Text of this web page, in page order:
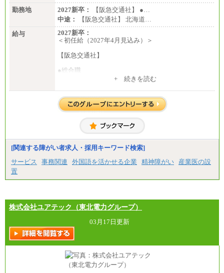
勤務地
2027新卒：
【阪急交通社】 ●…
中途：
【阪急交通社】 北海道…
給与
2027新卒：
＜初任給（2027年4月見込み）＞
【阪急交通社】
●総合職
(※3)、239,000円(※4)、237,000円（※5）
・専門・短大卒
(※3)、218,500円(※4)、216,500円（※5）
※1…東京都、埼玉県、千葉県、神奈川県
※2…大阪府、京都府、兵庫県、滋賀県
※3…愛知県、静岡県
※4…北海道、宮城県、栃木県、群馬県、長野県、新
県、福島県、山形県
・月給には一律地域手当を含んだ金額を表示
（一律地域手当：※1…36,000円、※2…33,000円、
※3…28,000円、※4…25,000円、※5…23,000円）
・試用期間中も給与変更なし
●基幹職（地域限定社員）
・大学・院卒／月給185,000 円～219,000 円 ※勤務地
により異なる。
+ 続きを読む
[関連する障がい者求人・採用キーワード検索]
サービス
事務関連 外国語を活かせる企業 精神障がい
産業医の設
置
株式会社ユアテック（東北電力グループ）
03月17日更新